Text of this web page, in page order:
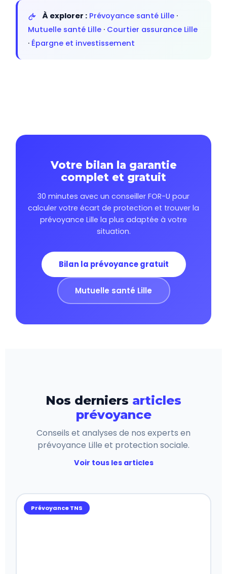
À explorer : Prévoyance santé Lille ·
Mutuelle santé Lille · Courtier assurance Lille
· Épargne et investissement
Votre bilan la garantie
complet et gratuit
30 minutes avec un conseiller FOR-U pour
calculer votre écart de protection et trouver la
prévoyance Lille la plus adaptée à votre
situation.
Bilan la prévoyance gratuit
Mutuelle santé Lille
Nos derniers articles
prévoyance
Conseils et analyses de nos experts en
prévoyance Lille et protection sociale.
Voir tous les articles
Prévoyance TNS